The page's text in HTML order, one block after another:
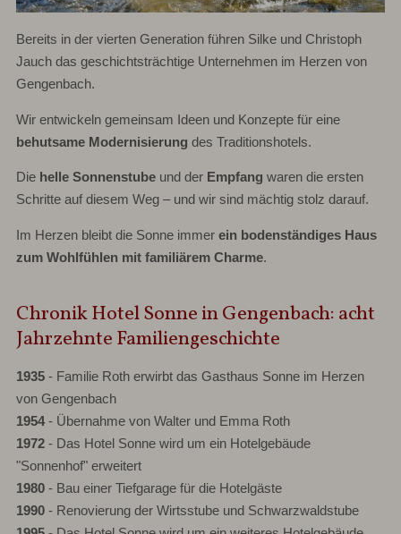
Bereits in der vierten Generation führen Silke und Christoph
Jauch das geschichtsträchtige Unternehmen im Herzen von
Gengenbach.
Wir entwickeln gemeinsam Ideen und Konzepte für eine
behutsame Modernisierung des Traditionshotels.
Die helle Sonnenstube und der Empfang waren die ersten
Schritte auf diesem Weg – und wir sind mächtig stolz darauf.
Im Herzen bleibt die Sonne immerein bodenständiges Haus
zum Wohlfühlen mit familiärem Charme.
Chronik Hotel Sonne in Gengenbach: acht
Jahrzehnte Familiengeschichte
1935 - Familie Roth erwirbt das Gasthaus Sonne im Herzen
von Gengenbach
1954- Übernahme von Walter und Emma Roth
1972 - Das Hotel Sonne wird um ein Hotelgebäude
"Sonnenhof" erweitert
1980 - Bau einer Tiefgarage für die Hotelgäste
1990 - Renovierung der Wirtsstube und Schwarzwaldstube